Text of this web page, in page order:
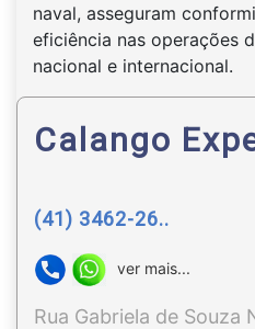
naval, asseguram
eficiência nas operações
nacional e internacional.
Calango
(41) 3462-26..
ver mais...
Rua Gabriela de Souza